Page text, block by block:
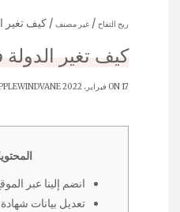
ريح التفاح / غير مصنف / كيف تغير
كيف تغير
ON 17 فبراير، 2022
انضم إلينا عبر
تعديل بيانات